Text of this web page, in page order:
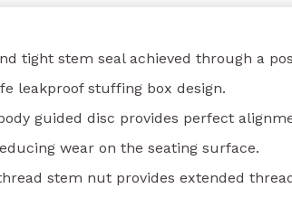
tight stem seal achieved through a
leakproof stuffing box design.
guided disc provides perfect
wear on the seating surface.
stem nut provides extended